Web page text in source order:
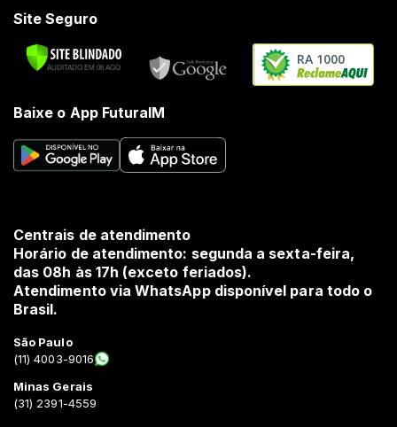
Site Seguro
RA 1000
Baixe o App FuturaIM
Centrais de atendimento
Horário de atendimento: segunda a sexta-feira,
das 08h às 17h (exceto feriados).
Atendimento via WhatsApp disponível para todo o
Brasil.
São Paulo
(11) 4003-9016
Minas Gerais
(31) 2391-4559